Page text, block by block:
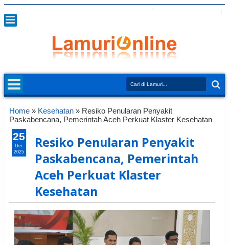
Home » Kesehatan » Resiko Penularan Penyakit
Paskabencana, Pemerintah Aceh Perkuat Klaster Kesehatan
Resiko Penularan Penyakit
Paskabencana, Pemerintah
Aceh Perkuat Klaster
Kesehatan
25
Dec
2025